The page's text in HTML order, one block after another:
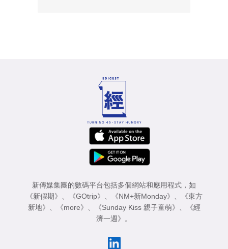
新傳媒集團的數碼平台包括多個網站和應用程式，如
《新假期》
《GOtrip》 《NM+新Monday》
《東方
新地》
《more》 《Sunday Kiss 親子童萌》
《經
濟一週》
。